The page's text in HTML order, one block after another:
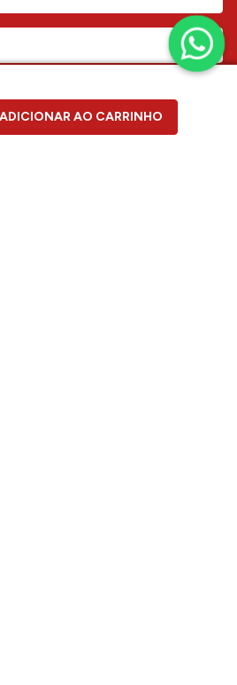
ADICIONAR AO CARRINHO
aceita ostermos de uso da Lojasmel